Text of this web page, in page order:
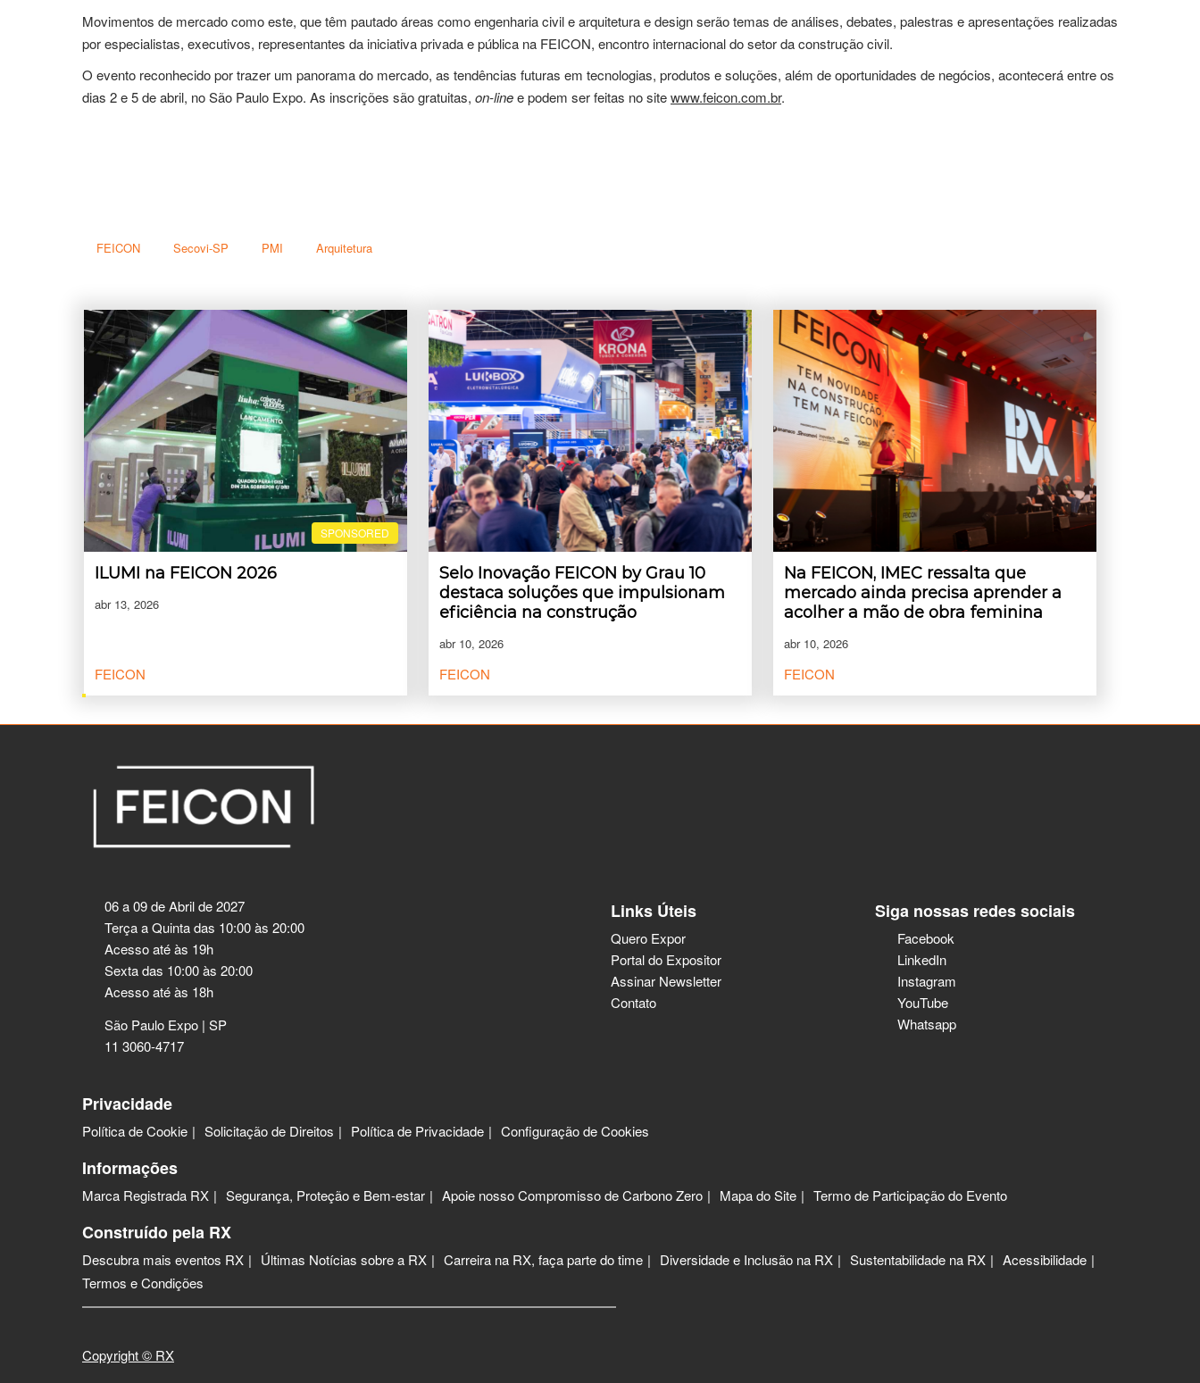
Movimentos de mercado como este, que têm pautado áreas como engenharia civil e arquitetura e design serão temas de análises, debates, palestras e apresentações realizadas
por especialistas, executivos, representantes da iniciativa privada e pública na FEICON, encontro internacional do setor da construção civil.
O evento reconhecido por trazer um panorama do mercado, as tendências futuras em tecnologias, produtos e soluções, além de oportunidades de negócios, acontecerá entre os
dias 2 e 5 de abril, no São Paulo Expo. As inscrições são gratuitas, on-linee podem ser feitas no sitewww.feicon.com.br.
FEICON Secovi-SP PMI Arquitetura
SPONSORED
ILUMI na FEICON 2026
abr 13, 2026
FEICON
Selo Inovação FEICON by Grau 10
destaca soluções que impulsionam
eficiência na construção
abr 10, 2026
FEICON
Na FEICON, IMEC ressalta que
mercado ainda precisa aprender a
acolher a mão de obra feminina
abr 10, 2026
FEICON
06 a 09 de Abril de 2027
Terça a Quinta das 10:00 às 20:00
Acesso até às 19h
Sexta das 10:00 às 20:00
Acesso até às 18h
São Paulo Expo | SP
11 3060-4717
Links Úteis
Quero Expor
Portal do Expositor
Assinar Newsletter
Contato
Siga nossas redes sociais
Facebook
LinkedIn
Instagram
YouTube
Whatsapp
Privacidade
Política de Cookie Solicitação de Direitos Política de Privacidade Configuração de Cookies
Informações
Marca Registrada RX Segurança, Proteção e Bem-estar Apoie nosso Compromisso de Carbono Zero Mapa do Site Termo de Participação do Evento
Construído pela RX
Descubra mais eventos RX Últimas Notícias sobre a RX Carreira na RX, faça parte do time Diversidade e Inclusão na RX Sustentabilidade na RX
Acessibilidade
Termos e Condições
Copyright © RX